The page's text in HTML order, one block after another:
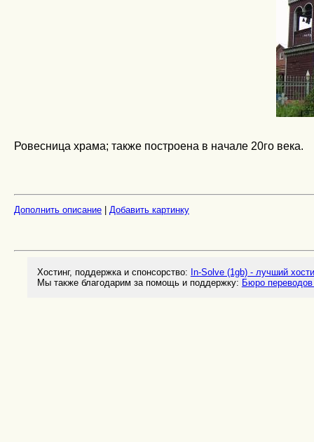
Ровесница храма; также построена в начале 20го века.
Дополнить описание Добавить картинку
Хостинг, поддержка и спонсорство: In-Solve (1gb) - лучший
Мы также благодарим за помощь и поддержку: Бюро переводов